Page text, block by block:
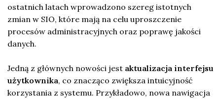
ostatnich latach wprowadzono szereg istotnych
zmian w SIO, które mają na celu uproszczenie
procesów administracyjnych oraz poprawę jakości
danych.
Jedną z głównych nowości jest aktualizacja interfejsu
użytkownika, co znacząco zwiększa intuicyjność
korzystania z systemu. Przykładowo, nowa nawigacja